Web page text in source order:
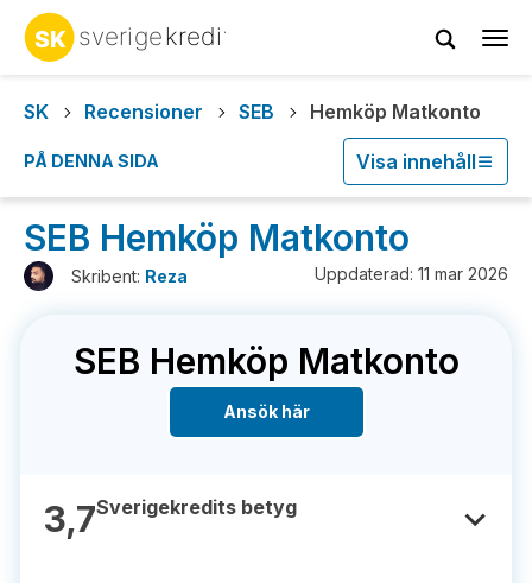
SK
Recensioner SEB Hemköp Matkonto
PÅ DENNA SIDA Visa innehåll
SEB Hemköp Matkonto
Skribent: Reza Uppdaterad: 11 mar 2026
SEB Hemköp Matkonto
Ansök här
3,7Sverigekredits betyg